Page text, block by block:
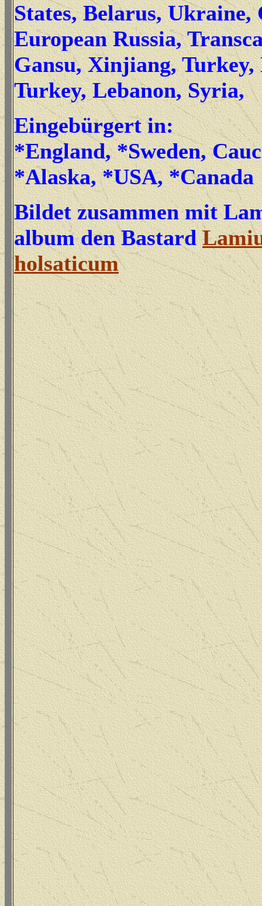
States, Belarus, Ukraine,
European Russia,
Gansu, Xinjiang, Turkey,
Turkey, Lebanon, Syria,
Eingebürgert in:
*England, *Sweden,
*Alaska, *USA, *Canada
Bildet zusammen mit
album den Bastard
holsaticum